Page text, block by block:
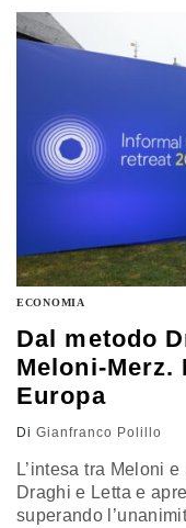
ECONOMIA
Dal metodo
Europa
Di Gianfranco Polillo
L’intesa tra Meloni
Draghi e Letta e
superando